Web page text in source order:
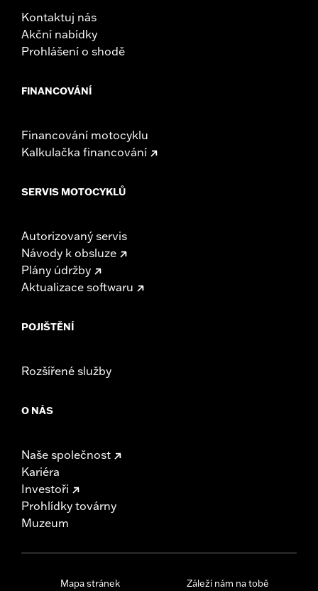
Kontaktuj nás
Akční nabídky
Prohlášení o shodě
FINANCOVÁNÍ
Financování motocyklu
Kalkulačka financování
SERVIS MOTOCYKLŮ
Autorizovaný servis
Návody k obsluze
Plány údržby
Aktualizace softwaru
POJIŠTĚNÍ
Rozšířené služby
O NÁS
Naše společnost
Kariéra
Investoři
Prohlídky továrny
Muzeum
Mapa stránek Záleží nám na tobě